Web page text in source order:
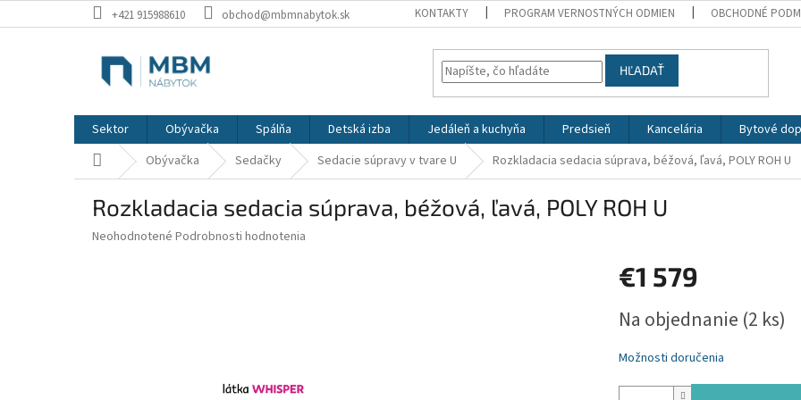
na
+421 915988610 obchod@mbmnabytok.sk KONTAKTY PROGRAM VERNOSTNÝCH ODMIEN OBCHODNÉ
HĽADAŤ
Sektor Obývačka Spálňa Detská izba Jedáleň a kuchyňa Predsieň Kancelária Bytové
Domov Obývačka Sedačky Sedacie súpravy v tvare U Rozkladacia sedacia súprava, béžová, ľavá, POLY ROH U
Rozkladacia sedacia súprava, béžová, ľavá, POLY ROH U
Priemerné
Neohodnotené Podrobnosti hodnotenia
€1 579
cena:
Na objednanie (2 ks)
Možnosti doručenia